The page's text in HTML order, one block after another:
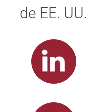
de EE. UU.